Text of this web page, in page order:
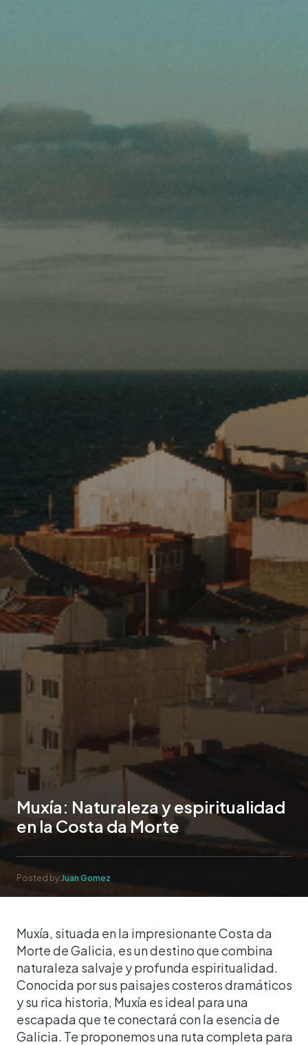
Muxía: Naturaleza y espiritualidad
en la Costa da Morte
Posted by:Juan Gomez
Muxía, situada en la impresionante Costa da
Morte de Galicia, es un destino que combina
naturaleza salvaje y profunda espiritualidad.
Conocida por sus paisajes costeros dramáticos
y su rica historia, Muxía es ideal para una
escapada que te conectará con la esencia de
Galicia. Te proponemos una ruta completa para